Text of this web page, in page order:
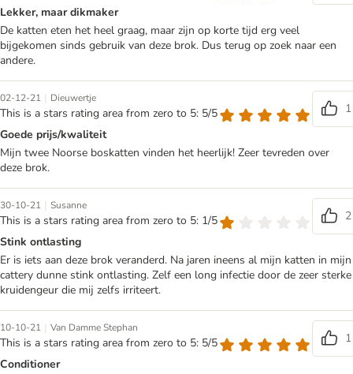
Lekker, maar dikmaker
De katten eten het heel graag, maar zijn op korte tijd erg veel
bijgekomen sinds gebruik van deze brok. Dus terug op zoek naar een
andere.
02-12-21 | Dieuwertje
This is a stars rating area from zero to 5: 5/5
1
Goede prijs/kwaliteit
Mijn twee Noorse boskatten vinden het heerlijk! Zeer tevreden over
deze brok.
30-10-21 | Susanne
This is a stars rating area from zero to 5: 1/5
2
Stink ontlasting
Er is iets aan deze brok veranderd. Na jaren ineens al mijn katten in mijn
cattery dunne stink ontlasting. Zelf een long infectie door de zeer sterke
kruidengeur die mij zelfs irriteert.
10-10-21 | Van Damme Stephan
This is a stars rating area from zero to 5: 5/5
1
Conditioner